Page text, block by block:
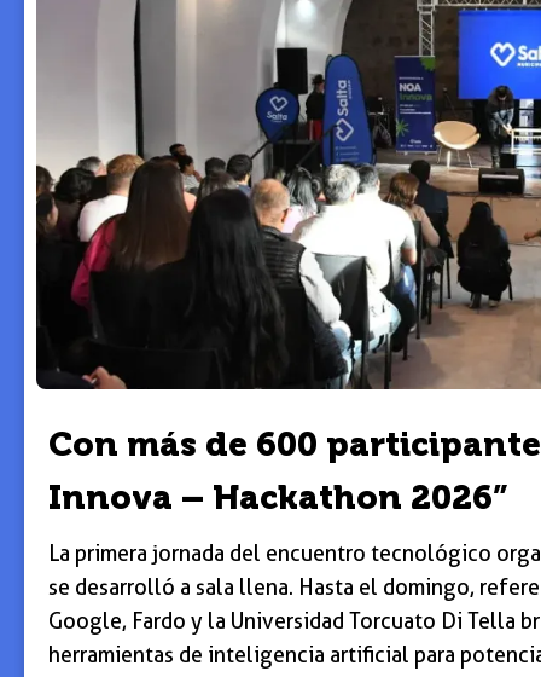
Con más de 600
Innova – Hackathon 2026”
La primera jornada del encuentro tecnológico
se desarrolló a sala llena. Hasta el domingo,
Google, Fardo y la Universidad Torcuato Di Tella
herramientas de inteligencia artificial para